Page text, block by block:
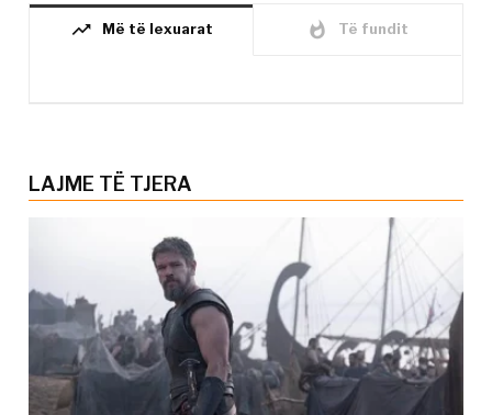
trending_up Më të lexuarat whatshot Të fundit
LAJME TË TJERA